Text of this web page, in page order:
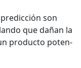
son
que dañan la
pro­duc­to poten­